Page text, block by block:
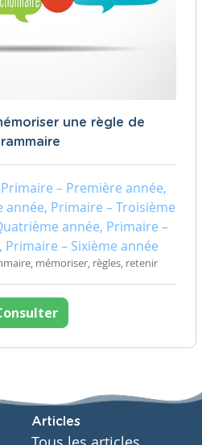
une règle de
Primaire – Première année,
année, Primaire – Troisième
année, Primaire –
– Sixième année
mémoriser, règles, retenir
Articles